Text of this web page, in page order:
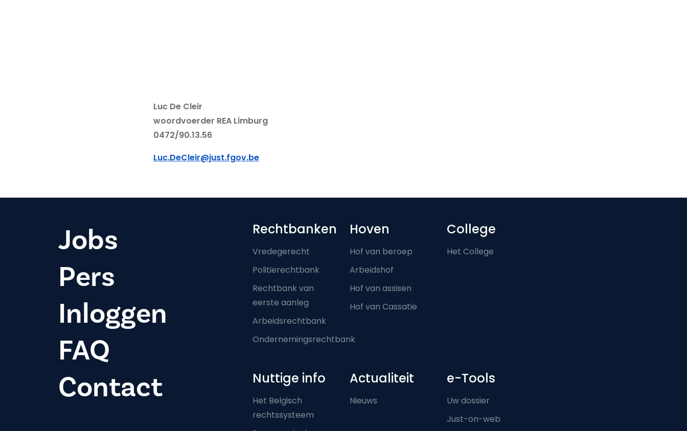
Luc De Cleir
woordvoerder REA Limburg
0472/90.13.56
Luc.DeCleir@just.fgov.be
Jobs
Pers
Inloggen
FAQ
Contact
Footer-menu
Rechtbanken
Vredegerecht
Politierechtbank
Rechtbank van
eerste aanleg
Arbeidsrechtbank
Ondernemingsrechtbank
Hoven
Hof van beroep
Arbeidshof
Hof van assisen
Hof van Cassatie
College
Het College
Nuttige info
Het Belgisch
rechtssysteem
Actualiteit
Nieuws
e-Tools
Uw dossier
Just-on-web